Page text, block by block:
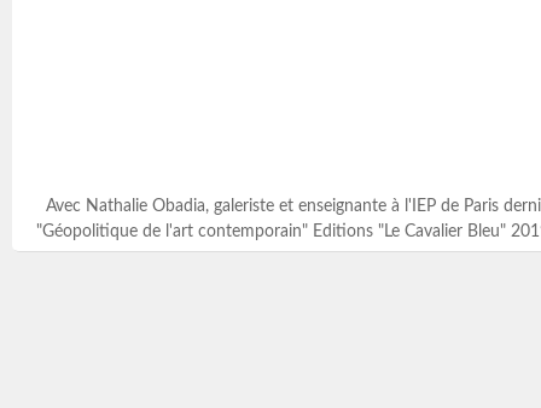
Avec Nathalie Obadia, galeriste et enseignante à l'IEP de Paris
"Géopolitique de l'art contemporain" Editions "Le Cavalier Bleu"